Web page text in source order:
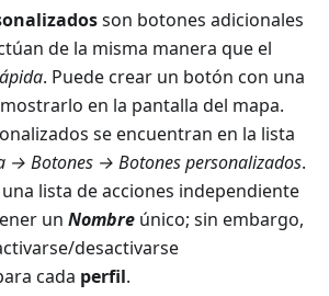
son botones adicionales
de la misma manera que el
. Puede crear un botón con una
en la pantalla del mapa.
se encuentran en la lista
→ Botones → Botones personalizados.
lista de acciones independiente
un Nombre único; sin embargo,
desactivarse
cada perfil.